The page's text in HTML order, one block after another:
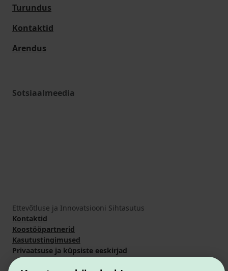
Turundus
Kontaktid
Arendus
Sotsiaalmeedia
Ettevõtluse ja Innovatsiooni Sihtasutus
Kontaktid
Koostööpartnerid
Kasutustingimused
Privaatsuse ja küpsiste eeskirjad